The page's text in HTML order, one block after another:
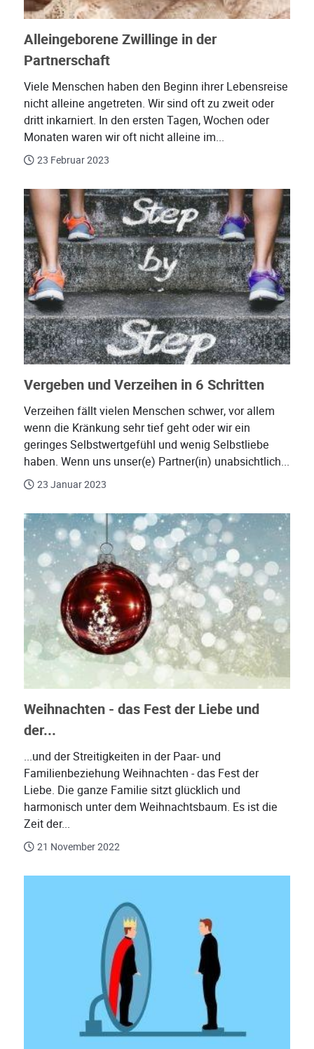
Alleingeborene Zwillinge in der
Partnerschaft
Viele Menschen haben den Beginn ihrer Lebensreise
nicht alleine angetreten. Wir sind oft zu zweit oder
dritt inkarniert. In den ersten Tagen, Wochen oder
Monaten waren wir oft nicht alleine im...
23 Februar 2023
Vergeben und Verzeihen in 6 Schritten
Verzeihen fällt vielen Menschen schwer, vor allem
wenn die Kränkung sehr tief geht oder wir ein
geringes Selbstwertgefühl und wenig Selbstliebe
haben. Wenn uns unser(e) Partner(in) unabsichtlich...
23 Januar 2023
Weihnachten - das Fest der Liebe und
der...
...und der Streitigkeiten in der Paar- und
Familienbeziehung Weihnachten - das Fest der
Liebe. Die ganze Familie sitzt glücklich und
harmonisch unter dem Weihnachtsbaum. Es ist die
Zeit der...
21 November 2022